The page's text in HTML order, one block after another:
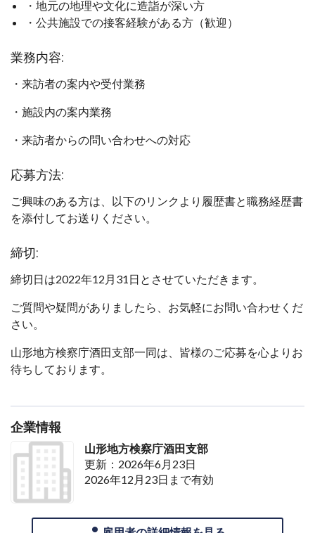
・地元の地理や文化に造詣が深い方
・公共施設での接客経験がある方（歓迎）
業務内容:
・来訪者の案内や受付業務
・施設内の案内業務
・来訪者からの問い合わせへの対応
応募方法:
ご興味のある方は、以下のリンクより履歴書と職務経歴書
を添付してお送りください。
締切:
締切日は2022年12月31日とさせていただきます。
ご質問や疑問がありましたら、お気軽にお問い合わせくだ
さい。
山形地方検察庁酒田支部一同は、皆様のご応募を心よりお
待ちしております。
企業情報
山形地方検察庁酒田支部
更新：2026年6月23日
2026年12月23日まで有効